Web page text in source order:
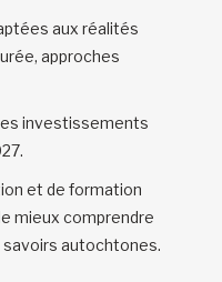
aux réalités
approches
investissements
et de formation
mieux comprendre
savoirs autochtones.